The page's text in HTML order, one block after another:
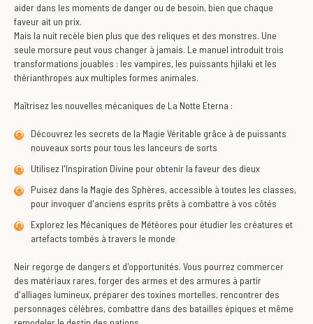
aider dans les moments de danger ou de besoin, bien que chaque
faveur ait un prix.
Mais la nuit recèle bien plus que des reliques et des monstres. Une
seule morsure peut vous changer à jamais. Le manuel introduit trois
transformations jouables : les vampires, les puissants hjilaki et les
thérianthropes aux multiples formes animales.
Maîtrisez les nouvelles mécaniques de La Notte Eterna :
Découvrez les secrets de la Magie Véritable grâce à de puissants
nouveaux sorts pour tous les lanceurs de sorts
Utilisez l'Inspiration Divine pour obtenir la faveur des dieux
Puisez dans la Magie des Sphères, accessible à toutes les classes,
pour invoquer d'anciens esprits prêts à combattre à vos côtés
Explorez les Mécaniques de Météores pour étudier les créatures et
artefacts tombés à travers le monde
Neir regorge de dangers et d'opportunités. Vous pourrez commercer
des matériaux rares, forger des armes et des armures à partir
d'alliages lumineux, préparer des toxines mortelles, rencontrer des
personnages célèbres, combattre dans des batailles épiques et même